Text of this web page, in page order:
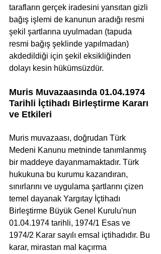
tarafların gerçek iradesini yansıtan gizli
bağış işlemi de kanunun aradığı resmi
şekil şartlarına uyulmadan (tapuda
resmi bağış şeklinde yapılmadan)
akdedildiği için şekil eksikliğinden
dolayı kesin hükümsüzdür.
Muris Muvazaasında 01.04.1974
Tarihli İçtihadı Birleştirme Kararı
ve Etkileri
Muris muvazaası, doğrudan Türk
Medeni Kanunu metninde tanımlanmış
bir maddeye dayanmamaktadır. Türk
hukukuna bu kurumu kazandıran,
sınırlarını ve uygulama şartlarını çizen
temel dayanak Yargıtay İçtihadı
Birleştirme Büyük Genel Kurulu'nun
01.04.1974 tarihli, 1974/1 Esas ve
1974/2 Karar sayılı emsal içtihadıdır. Bu
karar, mirastan mal kaçırma